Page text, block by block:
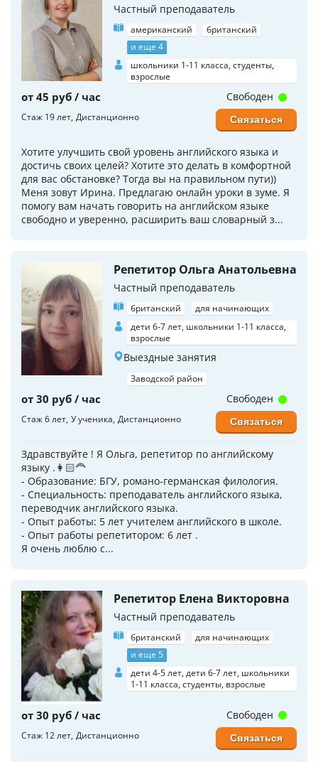
Частный преподаватель
американский
британский
и еще 4
школьники 1-11 класса, студенты,
взрослые
от 45 руб / час
Стаж 19 лет Дистанционно
Хотите улучшить свой уровень английского языка и
достичь своих целей? Хотите это делать в комфортной
для вас обстановке? Тогда вы на правильном пути))
Меня зовут Ирина. Предлагаю онлайн уроки в зуме. Я
помогу вам начать говорить на английском языке
свободно и уверенно, расширить ваш словарный з...
Свободен
Связаться
Репетитор Ольга Анатольевна
Частный преподаватель
британский
для начинающих
дети 6-7 лет, школьники 1-11 класса,
взрослые
Выездные занятия
Заводской район
от 30 руб / час
Стаж 6 лет У ученика Дистанционно
Здравствуйте ! Я Ольга, репетитор по английскому
языку .👩🏻‍🦰
- Образование: БГУ, романо-германская филология.
- Специальность: преподаватель английского языка,
переводчик английского языка.
- Опыт работы: 5 лет учителем английского в школе.
- Опыт работы репетитором: 6 лет .
Я очень люблю с...
Свободен
Связаться
Репетитор Елена Викторовна
Частный преподаватель
британский
для начинающих
и еще 5
дети 4-5 лет, дети 6-7 лет, школьники
1-11 класса, студенты, взрослые
от 30 руб / час
Стаж 12 лет Дистанционно
Свободен
Связаться